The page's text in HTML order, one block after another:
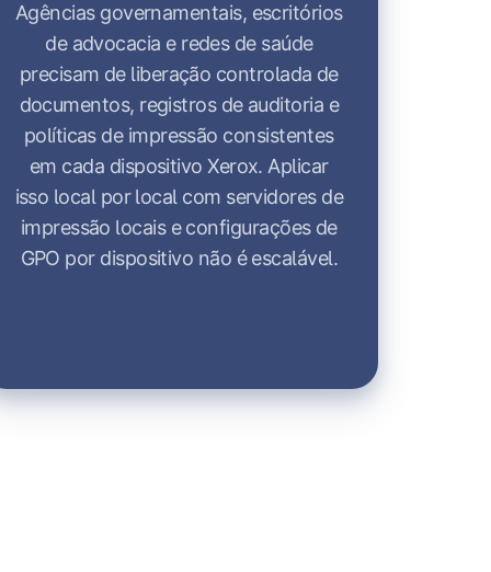
Agências governamentais, escritórios
de advocacia e redes de saúde
precisam de liberação controlada de
documentos, registros de auditoria e
políticas de impressão consistentes
em cada dispositivo Xerox. Aplicar
isso local por local com servidores de
impressão locais e configurações de
GPO por dispositivo não é escalável.